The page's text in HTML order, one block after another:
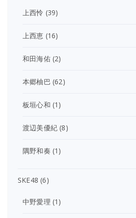
上西怜 (39)
上西恵 (16)
和田海佑(2)
本郷柚巴 (62)
板垣心和 (1)
渡辺美優紀 (8)
隅野和奏 (1)
SKE48 (6)
中野愛理 (1)